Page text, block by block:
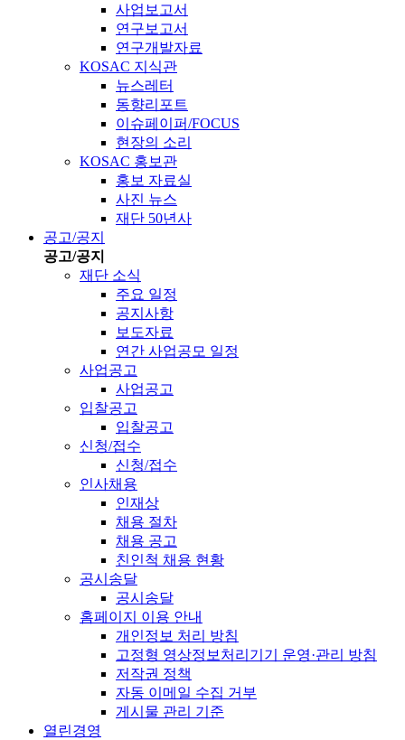
사업보고서
연구보고서
연구개발자료
KOSAC 지식관
뉴스레터
동향리포트
이슈페이퍼/FOCUS
현장의 소리
KOSAC 홍보관
홍보 자료실
사진 뉴스
재단 50년사
공고/공지
공고/공지
재단 소식
주요 일정
공지사항
보도자료
연간 사업공모 일정
사업공고
사업공고
입찰공고
입찰공고
신청/접수
신청/접수
인사채용
인재상
채용 절차
채용 공고
친인척 채용 현황
공시송달
공시송달
홈페이지 이용 안내
개인정보 처리 방침
고정형 영상정보처리기기 운영·관리 방침
저작권 정책
자동 이메일 수집 거부
게시물 관리 기준
열린경영